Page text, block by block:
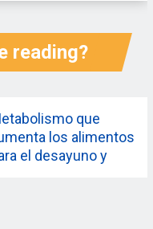
reading?
que
los alimentos
el desayuno y